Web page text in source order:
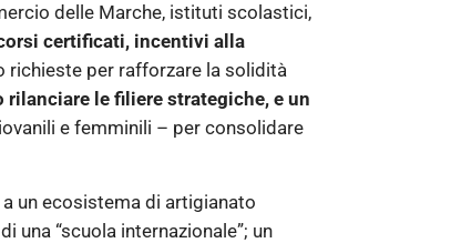
delle Marche, istituti scolastici,
certificati, incentivi alla
richieste per rafforzare la solidità
rilanciare le filiere strategiche, e un
e femminili – per consolidare
a un ecosistema di artigianato
una “scuola internazionale”; un